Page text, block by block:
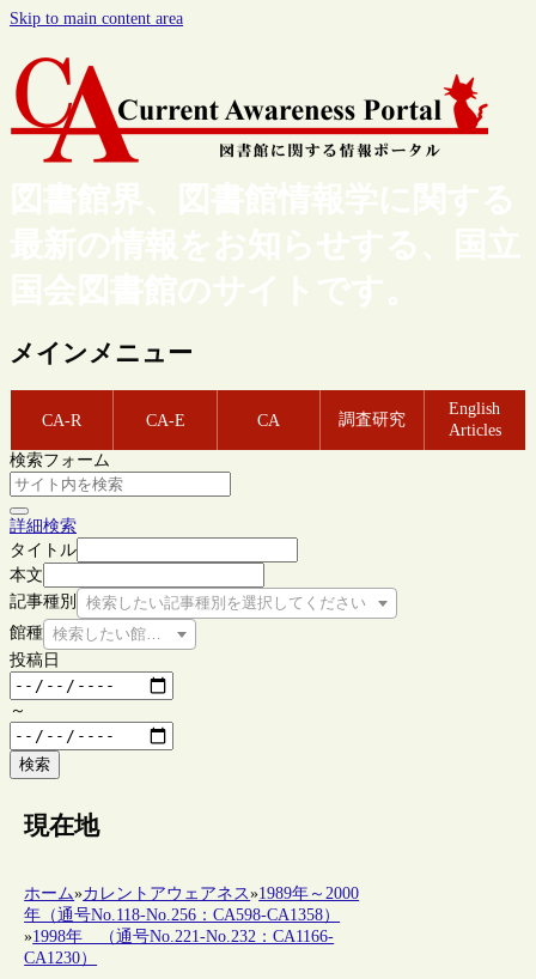
Skip to main content area
図書館界、図書館情報学に関する
最新の情報をお知らせする、国立
国会図書館のサイトです。
メインメニュー
CA-R CA-E CA 調査研究
English
Articles
検索フォーム
詳細検索
タイトル
本文
記事種別
検索したい記事種別を選択してください
館種 検索したい館種を選択してください
投稿日
～
検索
現在地
ホーム»カレントアウェアネス»1989年～2000
年（通号No.118-No.256：CA598-CA1358）
»1998年 （通号No.221-No.232：CA1166-
CA1230）